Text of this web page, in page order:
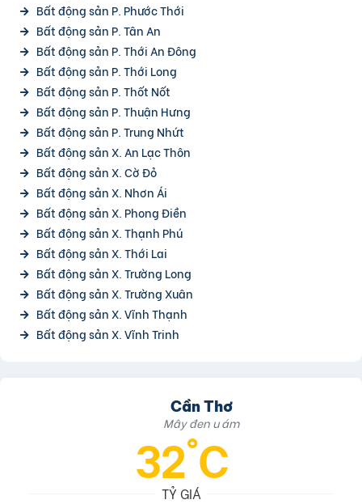
Bất động sản P. Phước Thới
Bất động sản P. Tân An
Bất động sản P. Thới An Đông
Bất động sản P. Thới Long
Bất động sản P. Thốt Nốt
Bất động sản P. Thuận Hưng
Bất động sản P. Trung Nhứt
Bất động sản X. An Lạc Thôn
Bất động sản X. Cờ Đỏ
Bất động sản X. Nhơn Ái
Bất động sản X. Phong Điền
Bất động sản X. Thạnh Phú
Bất động sản X. Thới Lai
Bất động sản X. Trường Long
Bất động sản X. Trường Xuân
Bất động sản X. Vĩnh Thạnh
Bất động sản X. Vĩnh Trinh
Cần Thơ
Mây đen u ám
32°C
TỶ GIÁ